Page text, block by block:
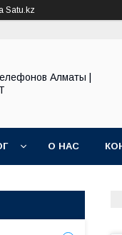
Satu.kz
Алматы |
О НАС